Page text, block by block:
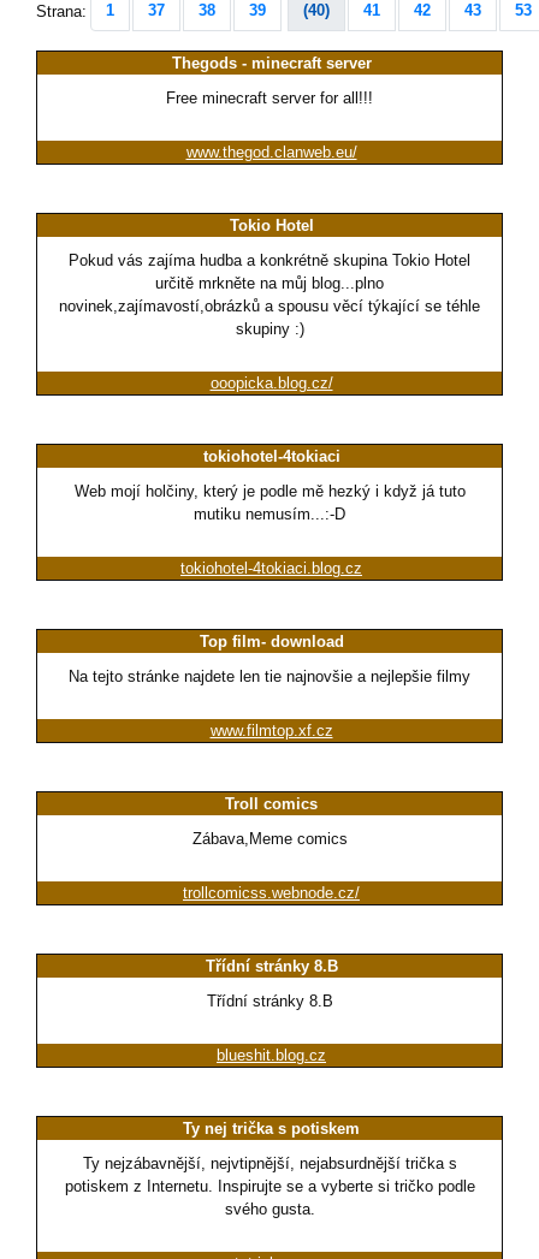
Strana: 1 37 38 39 (40) 41 42 43 53
Thegods - minecraft server
Free minecraft server for all!!!
www.thegod.clanweb.eu/
Tokio Hotel
Pokud vás zajíma hudba a konkrétně skupina Tokio Hotel
určitě mrkněte na můj blog...plno
novinek,zajímavostí,obrázků a spousu věcí týkající se téhle
skupiny :)
ooopicka.blog.cz/
tokiohotel-4tokiaci
Web mojí holčiny, který je podle mě hezký i když já tuto
mutiku nemusím...:-D
tokiohotel-4tokiaci.blog.cz
Top film- download
Na tejto stránke najdete len tie najnovšie a nejlepšie filmy
www.filmtop.xf.cz
Troll comics
Zábava,Meme comics
trollcomicss.webnode.cz/
Třídní stránky 8.B
Třídní stránky 8.B
blueshit.blog.cz
Ty nej trička s potiskem
Ty nejzábavnější, nejvtipnější, nejabsurdnější trička s
potiskem z Internetu. Inspirujte se a vyberte si tričko podle
svého gusta.